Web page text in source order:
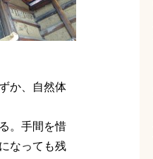
か、自然体
。手間を惜
なっても残